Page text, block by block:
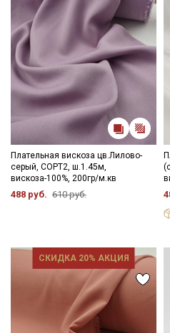
Плательная вискоза цв.Лилово-
серый, СОРТ2, ш.1.45м,
вискоза-100%, 200гр/м.кв
488 руб. 610 руб.
СКИДКА 20% АКЦИЯ
Секретная рассылка от